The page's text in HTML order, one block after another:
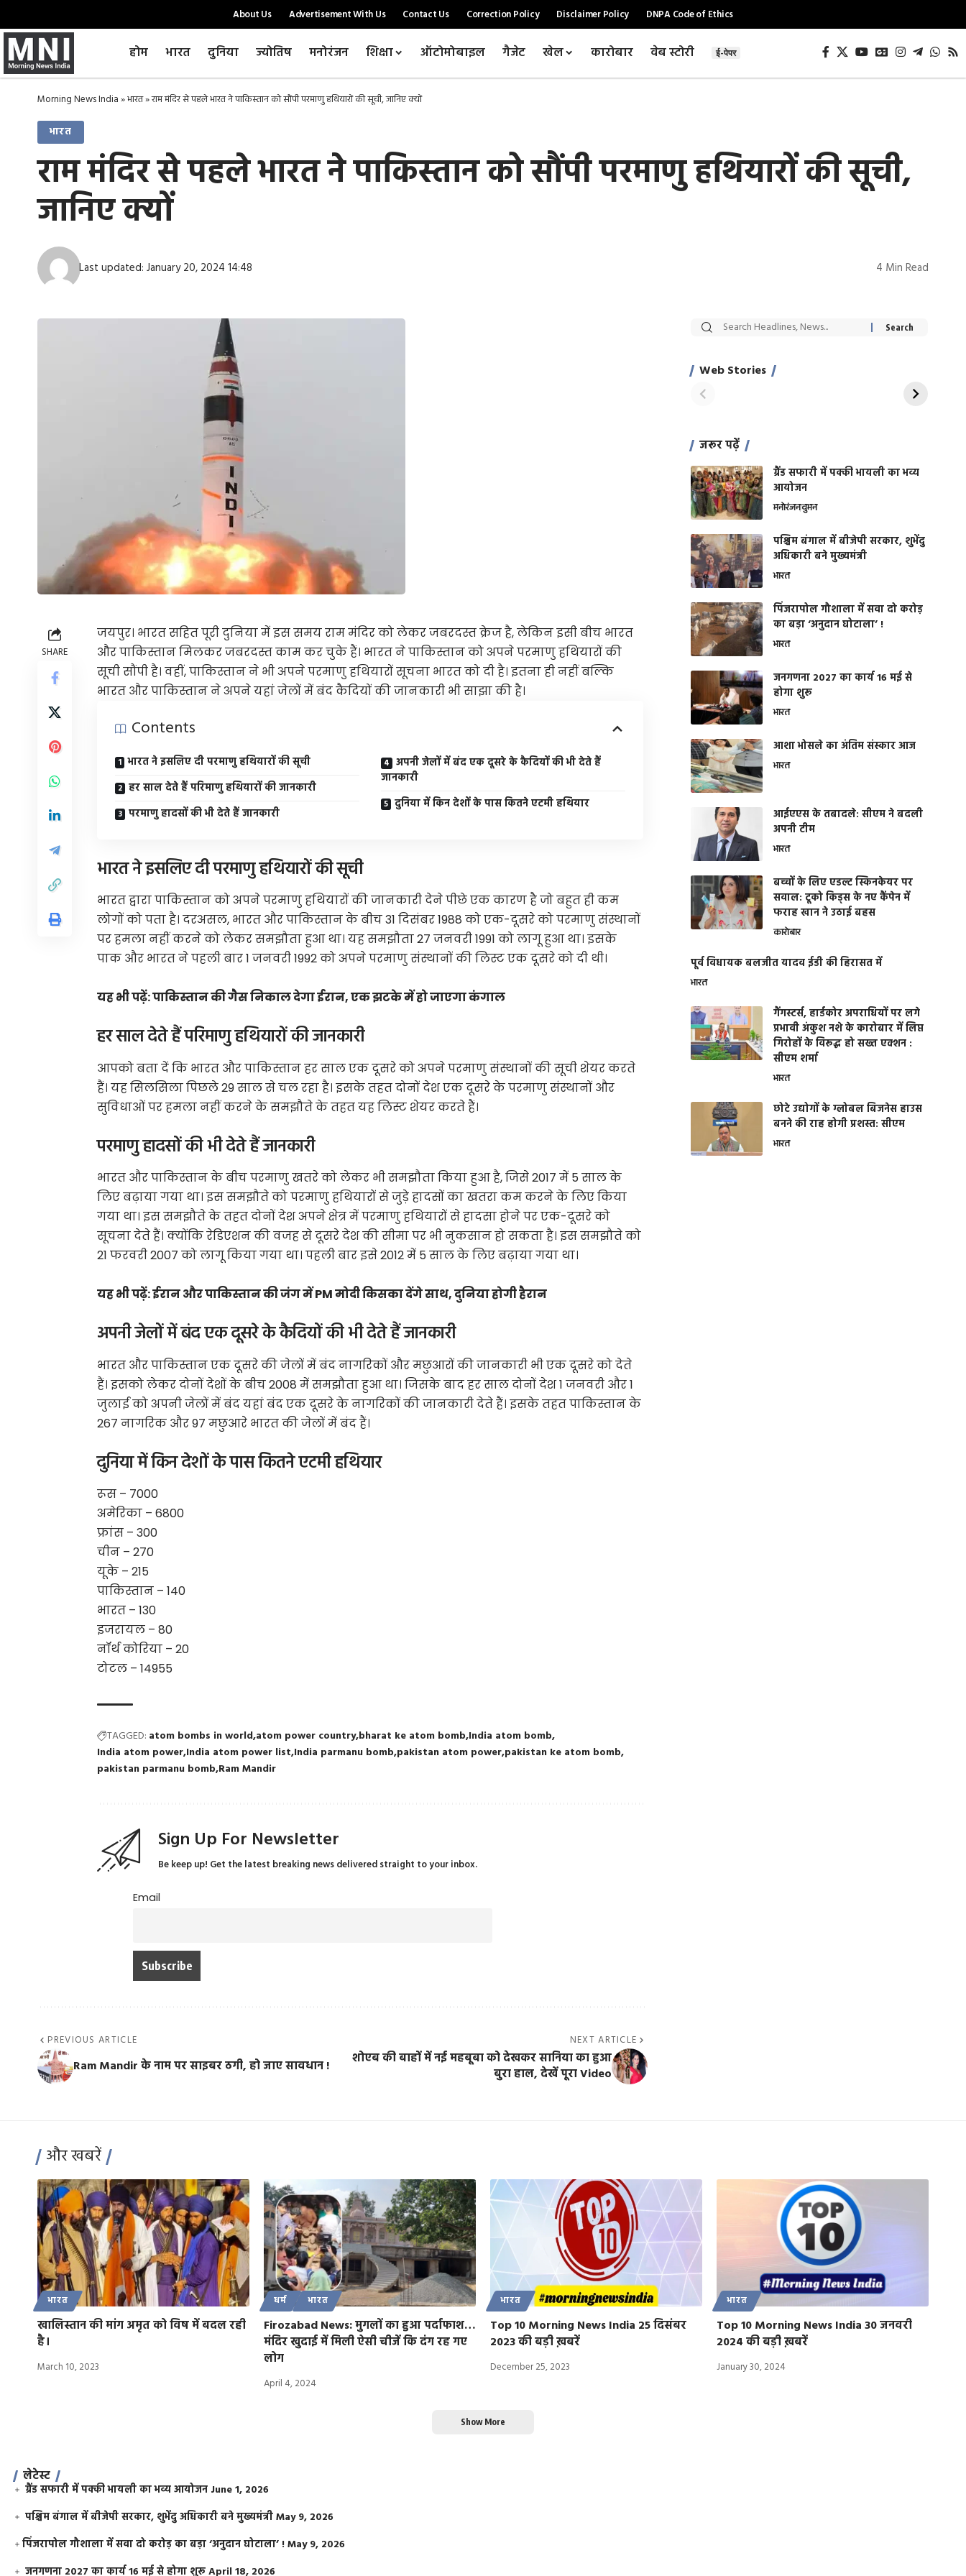
About Us Advertisement With Us Contact Us Correction Policy Disclaimer Policy DNPA Code of Ethics
होम भारत दुनिया ज्योतिष मनोरंजन शिक्षा ऑटोमोबाइल गैजेट खेल कारोबार वेब स्टोरी ई-पेपर
Morning News India»भारत»राम मंदिर से पहले भारत ने पाकिस्तान को सौंपी परमाणु हथियारों की सूची, जानिए क्यों
भारत
राम मंदिर से पहले भारत ने पाकिस्तान को सौंपी परमाणु हथियारों की सूची,
जानिए क्यों
Last updated: January 20, 2024 14:48 4 Min Read
SHARE
जयपुर। भारत सहित पूरी दुनिया में इस समय राम मंदिर को लेकर जबरदस्त क्रेज है, लेकिन इसी बीच भारत
और पाकिस्तान मिलकर जबरदस्त काम कर चुके हैं। भारत ने पाकिस्तान को अपने परमाणु हथियारों की
सूची सौंपी है। वहीं, पाकिस्तान ने भी अपने परमाणु हथियारों सूचना भारत को दी है। इतना ही नहीं बल्कि
भारत और पाकिस्तान ने अपने यहां जेलों में बंद कैदियों की जानकारी भी साझा की है।
Contents
भारत ने इसलिए दी परमाणु हथियारों की सूची
हर साल देते हैं परिमाणु हथियारों की जानकारी
परमाणु हादसों की भी देते हैं जानकारी
अपनी जेलों में बंद एक दूसरे के कैदियों की भी देते हैं
जानकारी
दुनिया में किन देशों के पास कितने एटमी हथियार
भारत ने इसलिए दी परमाणु हथियारों की सूची
भारत द्वारा पाकिस्तान को अपने परमाणु हथियारों की जानकारी देने पीछे एक कारण है जो बहुत ही कम
लोगों को पता है। दरअसल, भारत और पाकिस्तान के बीच 31 दिसंबर 1988 को एक-दूसरे को परमाणु संस्थानों
पर हमला नहीं करने को लेकर समझौता हुआ था। यह समझौता 27 जनवरी 1991 को लागू हुआ था। इसके
पाक और भारत ने पहली बार 1 जनवरी 1992 को अपने परमाणु संस्थानों की लिस्ट एक दूसरे को दी थी।
यह भी पढ़ें:पाकिस्तान की गैस निकाल देगा ईरान, एक झटके में हो जाएगा कंगाल
हर साल देते हैं परिमाणु हथियारों की जानकारी
आपको बता दें कि भारत और पाकिस्तान हर साल एक दूसरे को अपने परमाणु संस्थानों की सूची शेयर करते
हैं। यह सिलसिला पिछले 29 साल से चल रहा है। इसके तहत दोनों देश एक दूसरे के परमाणु संस्थानों और
सुविधाओं पर हमला नहीं करने के समझौते के तहत यह लिस्ट शेयर करते हैं।
परमाणु हादसों की भी देते हैं जानकारी
भारत और पाकिस्तान के बीच परमाणु खतरे को लेकर भी समझौता किया हुआ है, जिसे 2017 में 5 साल के
लिए बढ़ाया गया था। इस समझौते को परमाणु हथियारों से जुड़े हादसों का खतरा कम करने के लिए किया
गया था। इस समझौते के तहत दोनों देश अपने क्षेत्र में परमाणु हथियारों से हादसा होने पर एक-दूसरे को
सूचना देते हैं। क्योंकि रेडिएशन की वजह से दूसरे देश की सीमा पर भी नुकसान हो सकता है। इस समझौते को
21 फरवरी 2007 को लागू किया गया था। पहली बार इसे 2012 में 5 साल के लिए बढ़ाया गया था।
यह भी पढ़ें:ईरान और पाकिस्तान की जंग में PM मोदी किसका देंगे साथ, दुनिया होगी हैरान
अपनी जेलों में बंद एक दूसरे के कैदियों की भी देते हैं जानकारी
भारत और पाकिस्तान एक दूसरे की जेलों में बंद नागरिकों और मछुआरों की जानकारी भी एक दूसरे को देते
हैं। इसको लेकर दोनों देशों के बीच 2008 में समझौता हुआ था। जिसके बाद हर साल दोनों देश 1 जनवरी और 1
जुलाई को अपनी जेलों में बंद यहां बंद एक दूसरे के नागरिकों की जानकारी देते हैं। इसके तहत पाकिस्तान के
267 नागरिक और 97 मछुआरे भारत की जेलों में बंद हैं।
दुनिया में किन देशों के पास कितने एटमी हथियार
रूस – 7000
अमेरिका – 6800
फ्रांस – 300
चीन – 270
यूके – 215
पाकिस्तान – 140
भारत – 130
इजरायल – 80
नॉर्थ कोरिया – 20
टोटल – 14955
TAGGED: atom bombs in world atom power country bharat ke atom bomb India atom bomb
India atom power India atom power list India parmanu bomb pakistan atom power pakistan ke atom bomb
pakistan parmanu bomb Ram Mandir
Sign Up For Newsletter
Be keep up! Get the latest breaking news delivered straight to your inbox.
Email
PREVIOUS ARTICLE
Ram Mandir के नाम पर साइबर ठगी, हो जाए सावधान !
NEXT ARTICLE
शोएब की बाहों में नई महबूबा को देखकर सानिया का हुआ
बुरा हाल, देखें पूरा Video
Web Stories
सट्टेबाजी में अरेस्ट हुए
साहिल खान
रोज एक कच्चे लहसुन
जरूर पढ़ें
ग्रैंड सफारी में पक्की भायली का भव्य
आयोजन
मनोरंजनवुमन
पश्चिम बंगाल में बीजेपी सरकार, शुभेंदु
अधिकारी बने मुख्यमंत्री
भारत
​पिंजरापोल गौशाला में सवा दो करोड़
का बड़ा ‘अनुदान घोटाला’ !
भारत
जनगणना 2027 का कार्य 16 मई से
होगा शुरू
भारत
आशा भोसले का अंतिम संस्कार आज
भारत
आईएएस के तबादले: सीएम ने बदली
अपनी टीम
भारत
बच्चों के लिए एडल्ट स्किनकेयर पर
सवाल: टूको किड्स के नए कैंपेन में
फराह खान ने उठाई बहस
कारोबार
पूर्व विधायक बलजीत यादव ईडी की हिरासत में
भारत
गैंगस्टर्स, हार्डकोर अपराधियों पर लगे
प्रभावी अंकुश नशे के कारोबार में लिप्त
गिरोहों के विरूद्ध हो सख्त एक्शन :
सीएम शर्मा
भारत
छोटे उद्योगों के ग्लोबल बिजनेस हाउस
बनने की राह होगी प्रशस्त: सीएम
भारत
और खबरें
भारत
खालिस्तान की मांग अमृत को विष में बदल रही
है।
March 10, 2023
धर्म भारत
Firozabad News: मुगलों का हुआ पर्दाफाश…
मंदिर खुदाई में मिली ऐसी चीजें कि दंग रह गए
लोग
April 4, 2024
भारत
Top 10 Morning News India 25 दिसंबर
2023 की बड़ी ख़बरें
December 25, 2023
भारत
Top 10 Morning News India 30 जनवरी
2024 की बड़ी ख़बरें
January 30, 2024
Show More
लेटेस्ट
ग्रैंड सफारी में पक्की भायली का भव्य आयोजन June 1, 2026
पश्चिम बंगाल में बीजेपी सरकार, शुभेंदु अधिकारी बने मुख्यमंत्रीMay 9, 2026
​पिंजरापोल गौशाला में सवा दो करोड़ का बड़ा ‘अनुदान घोटाला’ !May 9, 2026
जनगणना 2027 का कार्य 16 मई से होगा शुरूApril 18, 2026